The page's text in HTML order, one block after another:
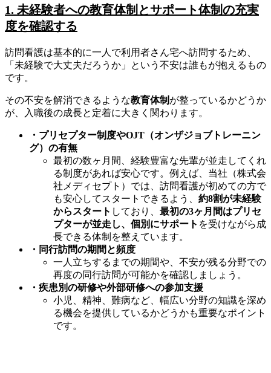
1. 未経験者への教育体制とサポート体制の充実
度を確認する
訪問看護は基本的に一人で利用者さん宅へ訪問するため、
「未経験で大丈夫だろうか」という不安は誰もが抱えるもの
です。
その不安を解消できるような教育体制 が整っているかどうか
が、入職後の成長と定着に大きく関わります。
・プリセプター制度やOJT（オンザジョブトレーニン
グ）の有無
最初の数ヶ月間、経験豊富な先輩が並走してくれ
る制度があれば安心です。例えば、当社（株式会
社メディセプト）では、訪問看護が初めての方で
も安心してスタートできるよう、 約8割が未経験
からスタート しており、 最初の3ヶ月間はプリセ
プターが並走し、個別にサポート を受けながら成
長できる体制を整えています。
・同行訪問の期間と頻度
一人立ちするまでの期間や、不安が残る分野での
再度の同行訪問が可能かを確認しましょう。
・疾患別の研修や外部研修への参加支援
小児、精神、難病など、幅広い分野の知識を深め
る機会を提供しているかどうかも重要なポイント
です。